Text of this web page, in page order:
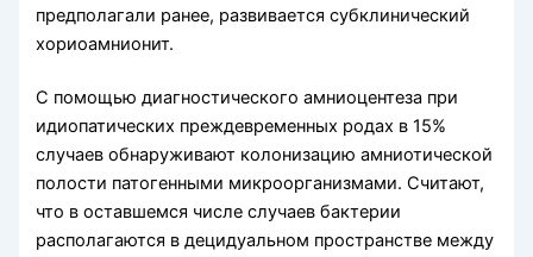
предполагали ранее, развивается субклинический
хориоамнионит.
С помощью диагностического амниоцентеза при
идиопатических преждевременных родах в 15%
случаев обнаруживают колонизацию амниотической
полости патогенными микроорганизмами. Считают,
что в оставшемся числе случаев бактерии
располагаются в децидуальном пространстве между